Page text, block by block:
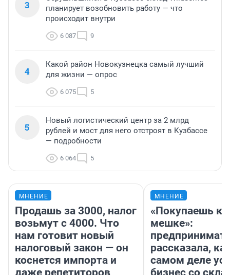
3
планирует возобновить работу — что
происходит внутри
6 087 9
4
Какой район Новокузнецка самый лучший
для жизни — опрос
6 075 5
5
Новый логистический центр за 2 млрд
рублей и мост для него отстроят в Кузбассе
— подробности
6 064 5
МНЕНИЕ
Продашь за 3000, налог
возьмут с 4000. Что
нам готовит новый
налоговый закон — он
коснется импорта и
МНЕНИЕ
«Покупаешь
мешке»:
рассказала,
самом деле